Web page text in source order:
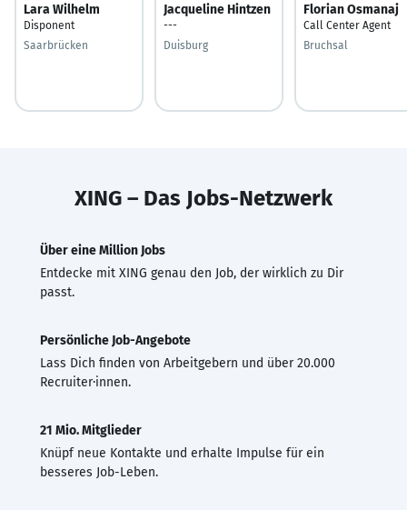
Lara Wilhelm
Disponent
Saarbrücken
Jacqueline Hintzen
---
Duisburg
Florian Osmanaj
Call Center Agent
Bruchsal
XING – Das Jobs-Netzwerk
Über eine Million Jobs
Entdecke mit XING genau den Job, der wirklich zu Dir
passt.
Persönliche Job-Angebote
Lass Dich finden von Arbeitgebern und über 20.000
Recruiter·innen.
21 Mio. Mitglieder
Knüpf neue Kontakte und erhalte Impulse für ein
besseres Job-Leben.